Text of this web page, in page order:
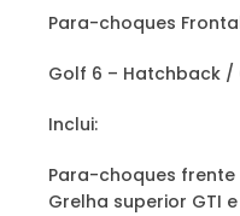
GTI
Para-choques
Golf 6 – Hatchback /
Inclui:
Para-choques
Grelha superior GTI